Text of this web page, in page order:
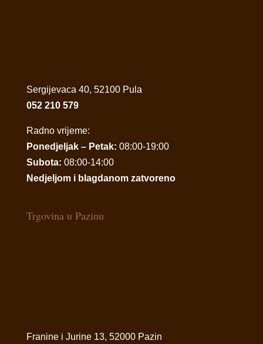
Sergijevaca 40, 52100 Pula
052 210 579
Radno vrijeme:
Ponedjeljak – Petak: 08:00-19:00
Subota: 08:00-14:00
Nedjeljom i blagdanom zatvoreno
Trgovina u Pazinu
Franine i Jurine 13, 52000 Pazin